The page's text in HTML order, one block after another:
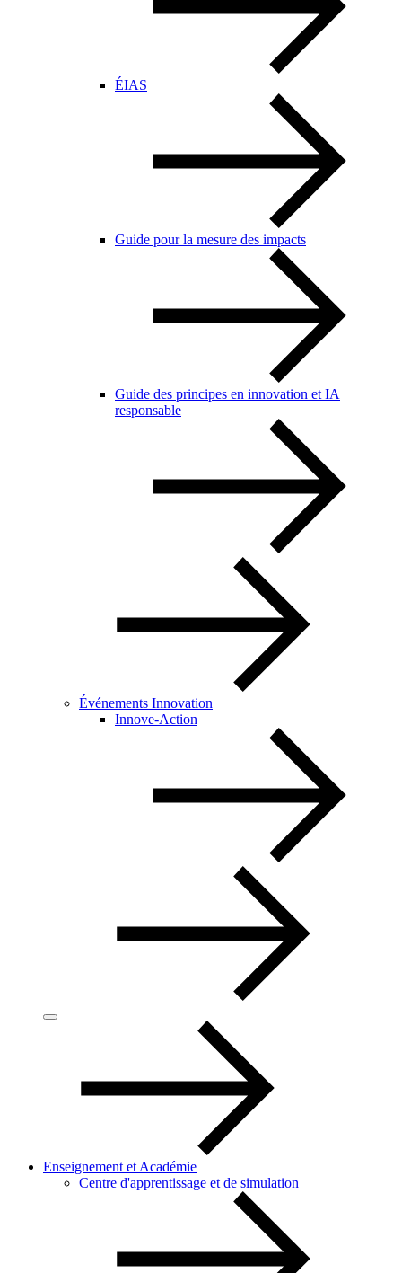
ÉIAS
Guide pour la mesure des impacts
Guide des principes en innovation et IA
responsable
Événements Innovation
Innove-Action
Enseignement et Académie
Centre d'apprentissage et de simulation